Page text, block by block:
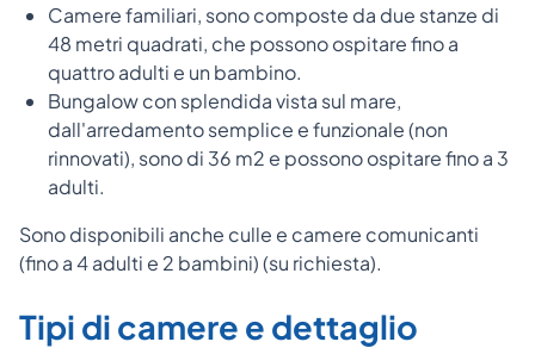
Camere familiari, sono composte da due stanze di
48 metri quadrati, che possono ospitare fino a
quattro adulti e un bambino.
Bungalow con splendida vista sul mare,
dall'arredamento semplice e funzionale (non
rinnovati), sono di 36 m2 e possono ospitare fino a 3
adulti.
Sono disponibili anche culle e camere comunicanti
(fino a 4 adulti e 2 bambini) (su richiesta).
Tipi di camere e dettaglio